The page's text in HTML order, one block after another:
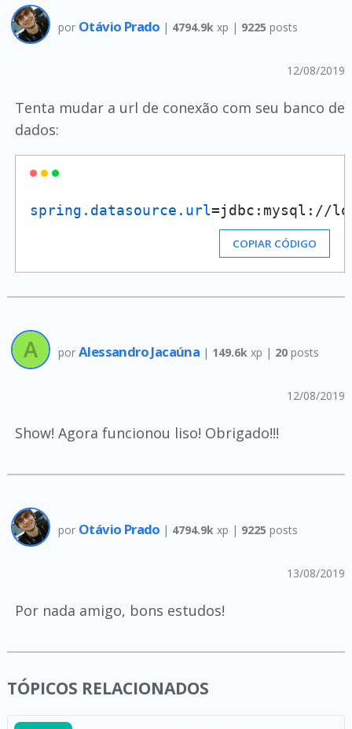
por Otávio Prado | 4794.9k xp | 9225 posts
12/08/2019
Tenta mudar a url de conexão com seu banco de
dados:
spring.datasource.url=jdbc:mysql://
COPIAR CÓDIGO
por Alessandro Jacaúna | 149.6k xp | 20posts
12/08/2019
Show! Agora funcionou liso! Obrigado!!!
por Otávio Prado | 4794.9k xp | 9225 posts
13/08/2019
Por nada amigo, bons estudos!
TÓPICOS RELACIONADOS